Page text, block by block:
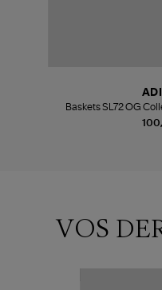
Baskets SL72 OG
VOS